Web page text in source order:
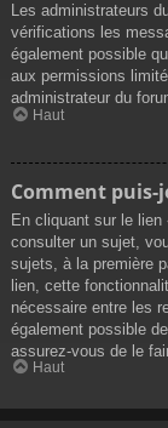
Les administrateurs
vérifications les
également possible
aux permissions
administrateur du
Haut
Comment puis-
En cliquant sur le
consulter un sujet,
sujets, à la première
lien, cette
nécessaire entre les
également possible
assurez-vous de le
Haut